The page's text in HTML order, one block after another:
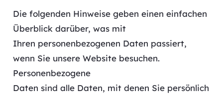
Die folgenden Hinweise geben einen einfachen
Überblick darüber, was mit
Ihren personenbezogenen Daten passiert,
wenn Sie unsere Website besuchen.
Personenbezogene
Daten sind alle Daten, mit denen Sie persönlich